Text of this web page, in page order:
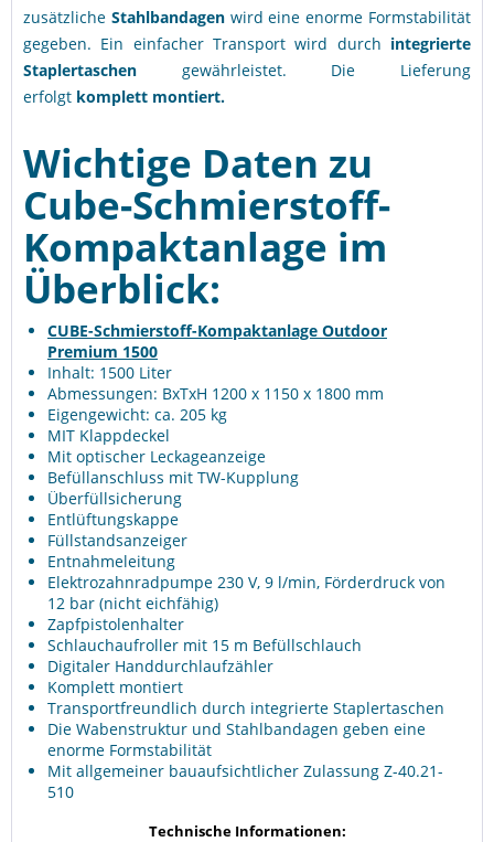
zusätzliche Stahlbandagenwird eine enorme Formstabilität
gegeben. Ein einfacher Transport wird durch integrierte
Staplertaschen gewährleistet. Die Lieferung
erfolgt komplett montiert.
Wichtige Daten zu
Cube-Schmierstoff-
Kompaktanlage im
Überblick:
CUBE-Schmierstoff-Kompaktanlage Outdoor
Premium 1500
Inhalt: 1500 Liter
Abmessungen: BxTxH 1200 x 1150 x 1800 mm
Eigengewicht: ca. 205 kg
MIT Klappdeckel
Mit optischer Leckageanzeige
Befüllanschluss mit TW-Kupplung
Überfüllsicherung
Entlüftungskappe
Füllstandsanzeiger
Entnahmeleitung
Elektrozahnradpumpe 230 V, 9 l/min, Förderdruck von
12 bar (nicht eichfähig)
Zapfpistolenhalter
Schlauchaufroller mit 15 m Befüllschlauch
Digitaler Handdurchlaufzähler
Komplett montiert
Transportfreundlich durch integrierte Staplertaschen
Die Wabenstruktur und Stahlbandagen geben eine
enorme Formstabilität
Mit allgemeiner bauaufsichtlicher Zulassung Z-40.21-
510
Technische Informationen: